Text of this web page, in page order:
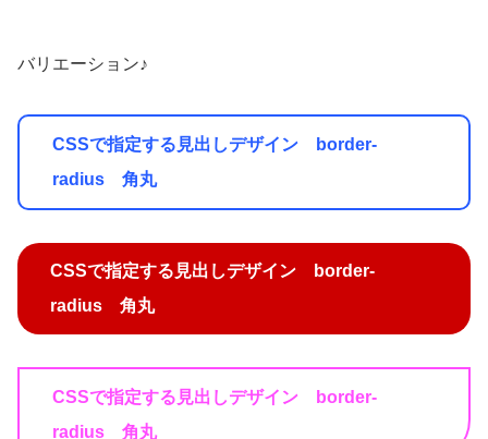
バリエーション♪
CSSで指定する見出しデザイン border-
radius 角丸
CSSで指定する見出しデザイン border-
radius 角丸
CSSで指定する見出しデザイン border-
radius 角丸